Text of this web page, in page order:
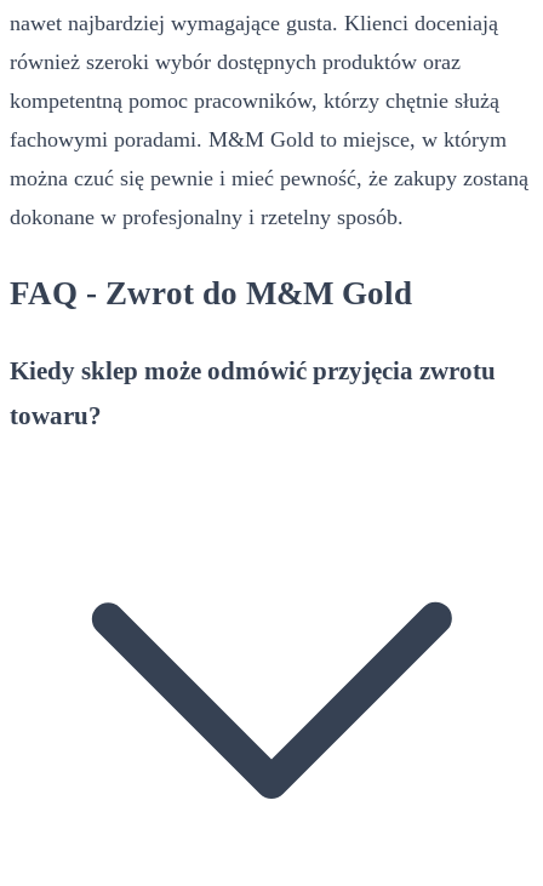
nawet najbardziej wymagające gusta. Klienci doceniają
również szeroki wybór dostępnych produktów oraz
kompetentną pomoc pracowników, którzy chętnie służą
fachowymi poradami. M&M Gold to miejsce, w którym
można czuć się pewnie i mieć pewność, że zakupy zostaną
dokonane w profesjonalny i rzetelny sposób.
FAQ - Zwrot do M&M Gold
Kiedy sklep może odmówić przyjęcia zwrotu
towaru?